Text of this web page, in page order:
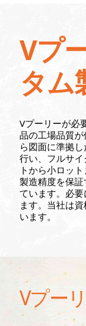
Vプ
タム
Vプーリーが必
品の工場品質
ら図面に準拠
行い、フルサ
トから小ロッ
製造精度を保
ています。必
ます。当社は
います。
Vプー